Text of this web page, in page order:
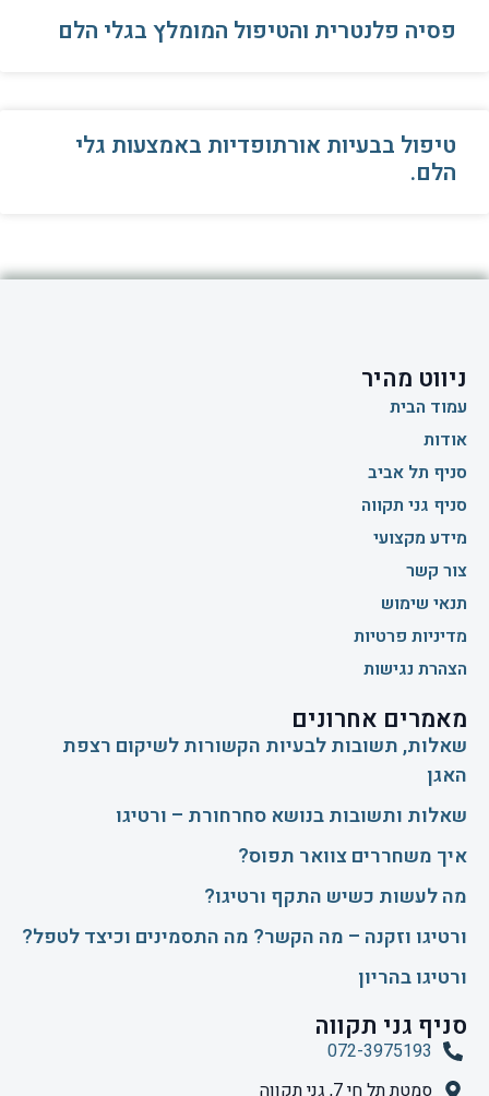
פסיה פלנטרית והטיפול המומלץ בגלי הלם
טיפול בבעיות אורתופדיות באמצעות גלי
הלם.
ניווט מהיר
עמוד הבית
אודות
סניף תל אביב
סניף גני תקווה
מידע מקצועי
צור קשר
תנאי שימוש
מדיניות פרטיות
הצהרת נגישות
מאמרים אחרונים
שאלות, תשובות לבעיות הקשורות לשיקום רצפת
האגן
שאלות ותשובות בנושא סחרחורת – ורטיגו
איך משחררים צוואר תפוס?
​מה לעשות כשיש התקף ורטיגו?
ורטיגו וזקנה – מה הקשר? מה התסמינים וכיצד לטפל?
ורטיגו בהריון
סניף גני תקווה
072-3975193
סמטת תל חי 7, גני תקווה